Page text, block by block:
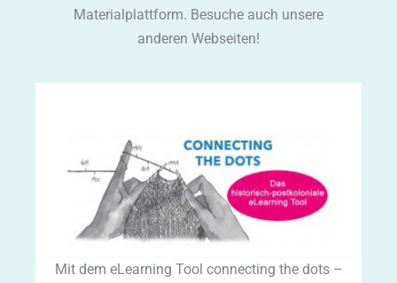
Materialplattform. Besuche auch unsere
anderen Webseiten!
Mit dem eLearning Tool connecting the dots –